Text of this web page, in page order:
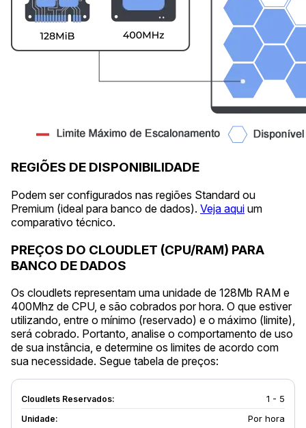
REGIÕES DE DISPONIBILIDADE
Podem ser configurados nas regiões Standard ou
Premium (ideal para banco de dados). Veja aqui um
comparativo técnico.
PREÇOS DO CLOUDLET (CPU/RAM) PARA
BANCO DE DADOS
Os cloudlets representam uma unidade de 128Mb RAM e
400Mhz de CPU, e são cobrados por hora. O que estiver
utilizando, entre o mínimo (reservado) e o máximo (limite),
será cobrado. Portanto, analise o comportamento de uso
de sua instância, e determine os limites de acordo com
sua necessidade. Segue tabela de preços:
1 - 5
Por hora